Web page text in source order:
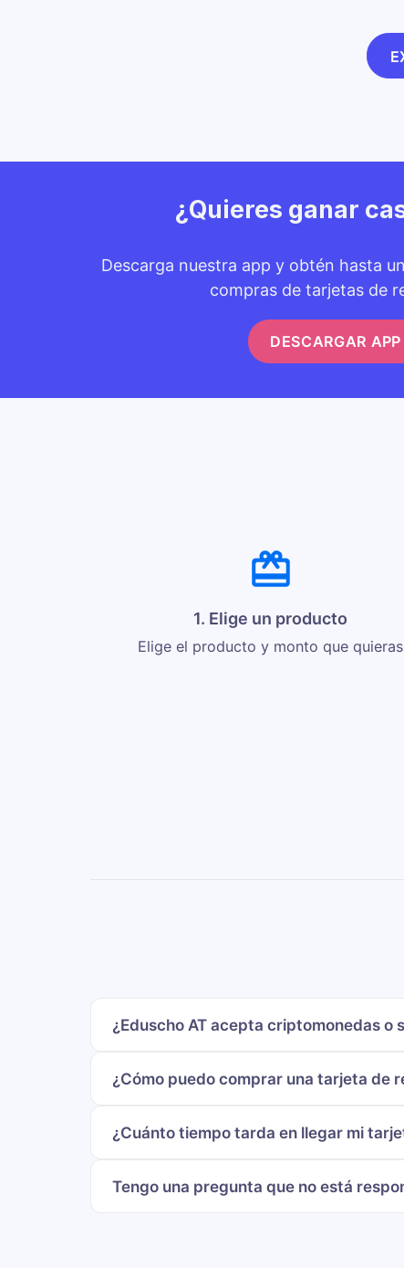
¿Quieres ganar
Descarga nuestra app y obtén hasta un
compras de tarjetas de
DESCARGAR APP
1. Elige un producto
Elige el producto y monto que quieras
¿Eduscho AT acepta criptomonedas o
¿Cómo puedo comprar una tarjeta de
¿Cuánto tiempo tarda en llegar mi
Tengo una pregunta que no está